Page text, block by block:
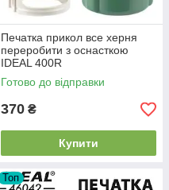
Печатка прикол все херня
переробити з оснасткою
IDEAL 400R
Готово до відправки
370 ₴
Купити
Топ